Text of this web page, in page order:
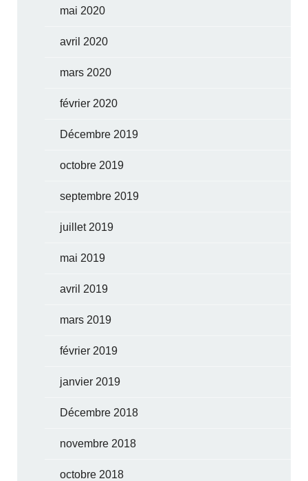
mai 2020
avril 2020
mars 2020
février 2020
Décembre 2019
octobre 2019
septembre 2019
juillet 2019
mai 2019
avril 2019
mars 2019
février 2019
janvier 2019
Décembre 2018
novembre 2018
octobre 2018